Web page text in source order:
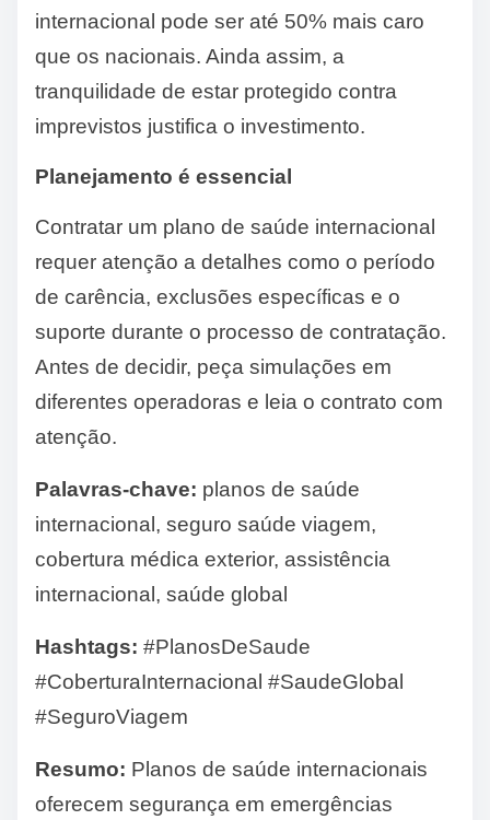
internacional pode ser até 50% mais caro
que os nacionais. Ainda assim, a
tranquilidade de estar protegido contra
imprevistos justifica o investimento.
Planejamento é essencial
Contratar um plano de saúde internacional
requer atenção a detalhes como o período
de carência, exclusões específicas e o
suporte durante o processo de contratação.
Antes de decidir, peça simulações em
diferentes operadoras e leia o contrato com
atenção.
Palavras-chave: planos de saúde
internacional, seguro saúde viagem,
cobertura médica exterior, assistência
internacional, saúde global
Hashtags: #PlanosDeSaude
#CoberturaInternacional #SaudeGlobal
#SeguroViagem
Resumo: Planos de saúde internacionais
oferecem segurança em emergências